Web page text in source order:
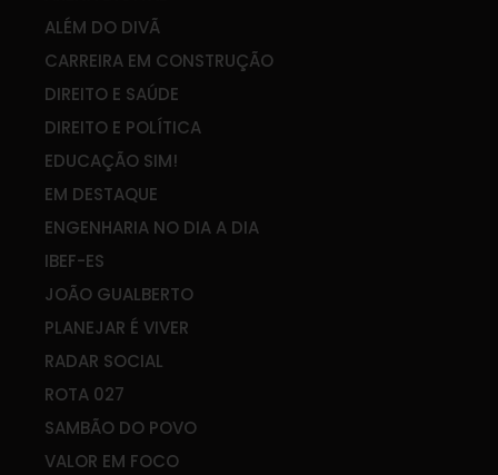
ALÉM DO DIVÃ
CARREIRA EM CONSTRUÇÃO
DIREITO E SAÚDE
DIREITO E POLÍTICA
EDUCAÇÃO SIM!
EM DESTAQUE
ENGENHARIA NO DIA A DIA
IBEF-ES
JOÃO GUALBERTO
PLANEJAR É VIVER
RADAR SOCIAL
ROTA 027
SAMBÃO DO POVO
VALOR EM FOCO